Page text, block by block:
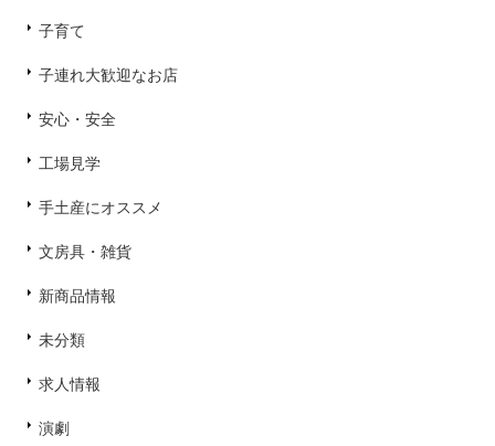
子育て
子連れ大歓迎なお店
安心・安全
工場見学
手土産にオススメ
文房具・雑貨
新商品情報
未分類
求人情報
演劇